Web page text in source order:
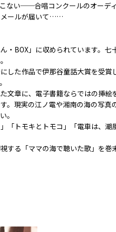
ない──合唱コンクールのオーデ
メールが届いて……
・BOX」に収められています。七
した作品で伊那谷童話大賞を受賞
章に、電子書籍ならではの挿絵
。現実の江ノ電や湘南の海の写真
。
「トモキとトモコ」「電車は、潮
する「ママの海で聴いた歌」を巻